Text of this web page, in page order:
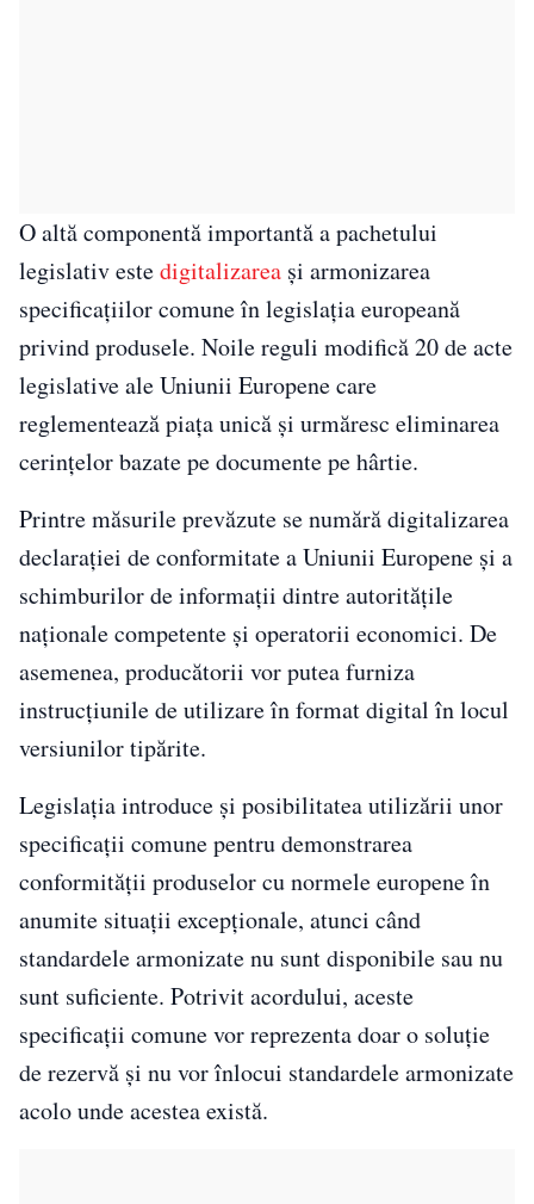
O altă componentă importantă a pachetului
legislativ estedigitalizarea și armonizarea
specificațiilor comune în legislația europeană
privind produsele. Noile reguli modifică 20 de acte
legislative ale Uniunii Europene care
reglementează piața unică și urmăresc eliminarea
cerințelor bazate pe documente pe hârtie.
Printre măsurile prevăzute se numără digitalizarea
declarației de conformitate a Uniunii Europene și a
schimburilor de informații dintre autoritățile
naționale competente și operatorii economici. De
asemenea, producătorii vor putea furniza
instrucțiunile de utilizare în format digital în locul
versiunilor tipărite.
Legislația introduce și posibilitatea utilizării unor
specificații comune pentru demonstrarea
conformității produselor cu normele europene în
anumite situații excepționale, atunci când
standardele armonizate nu sunt disponibile sau nu
sunt suficiente. Potrivit acordului, aceste
specificații comune vor reprezenta doar o soluție
de rezervă și nu vor înlocui standardele armonizate
acolo unde acestea există.